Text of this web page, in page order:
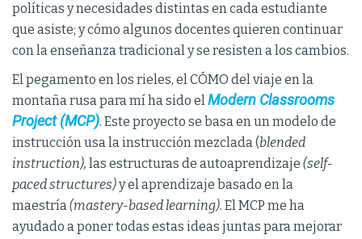
políticas y necesidades distintas en cada estudiante
que asiste; y cómo algunos docentes quieren continuar
con la enseñanza tradicional y se resisten a los cambios.
El pegamento en los rieles, el CÓMO del viaje en la
montaña rusa para mí ha sido elModern Classrooms
Project (MCP). Este proyecto se basa en un modelo de
instrucción usa la instrucción mezclada (blended
instruction), las estructuras de autoaprendizaje (self-
paced structures)y el aprendizaje basado en la
maestría(mastery-based learning). El MCP me ha
ayudado a poner todas estas ideas juntas para mejorar